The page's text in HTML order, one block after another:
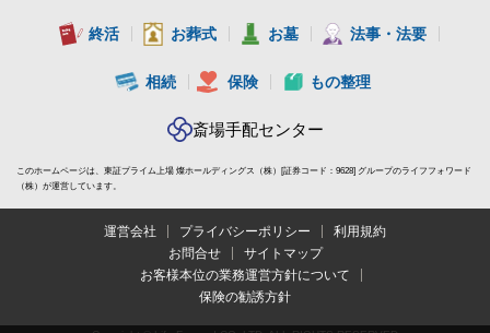
終活 お葬式 お墓 法事・法要
相続 保険 もの整理
斎場手配センター
このホームページは、東証プライム上場 燦ホールディングス（株）[証券コード：9628] グループのライフフォワード
（株）が運営しています。
運営会社 プライバシーポリシー
利用規約
お問合せ
サイトマップ
お客様本位の業務運営方針について
保険の勧誘方針